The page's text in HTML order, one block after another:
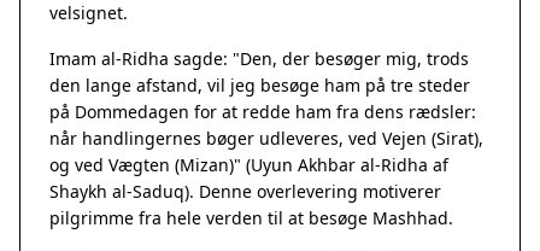
velsignet.
Imam al-Ridha sagde: "Den, der besøger mig, trods
den lange afstand, vil jeg besøge ham på tre steder
på Dommedagen for at redde ham fra dens rædsler:
når handlingernes bøger udleveres, ved Vejen (Sirat),
og ved Vægten (Mizan)" (Uyun Akhbar al-Ridha af
Shaykh al-Saduq). Denne overlevering motiverer
pilgrimme fra hele verden til at besøge Mashhad.